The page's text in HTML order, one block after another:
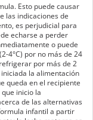
Esto puede causar
las indicaciones de
es perjudicial para
echarse a perder
o puede
4°C) por no más de 24
por más de 2
la alimentación
queda en el recipiente
inicio la
de las alternativas
infantil a partir